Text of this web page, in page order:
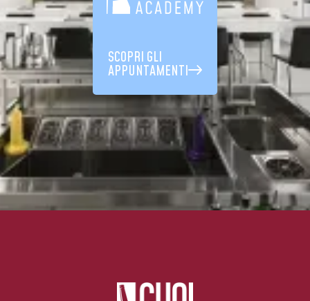
SCOPRI GLI
APPUNTAMENTI